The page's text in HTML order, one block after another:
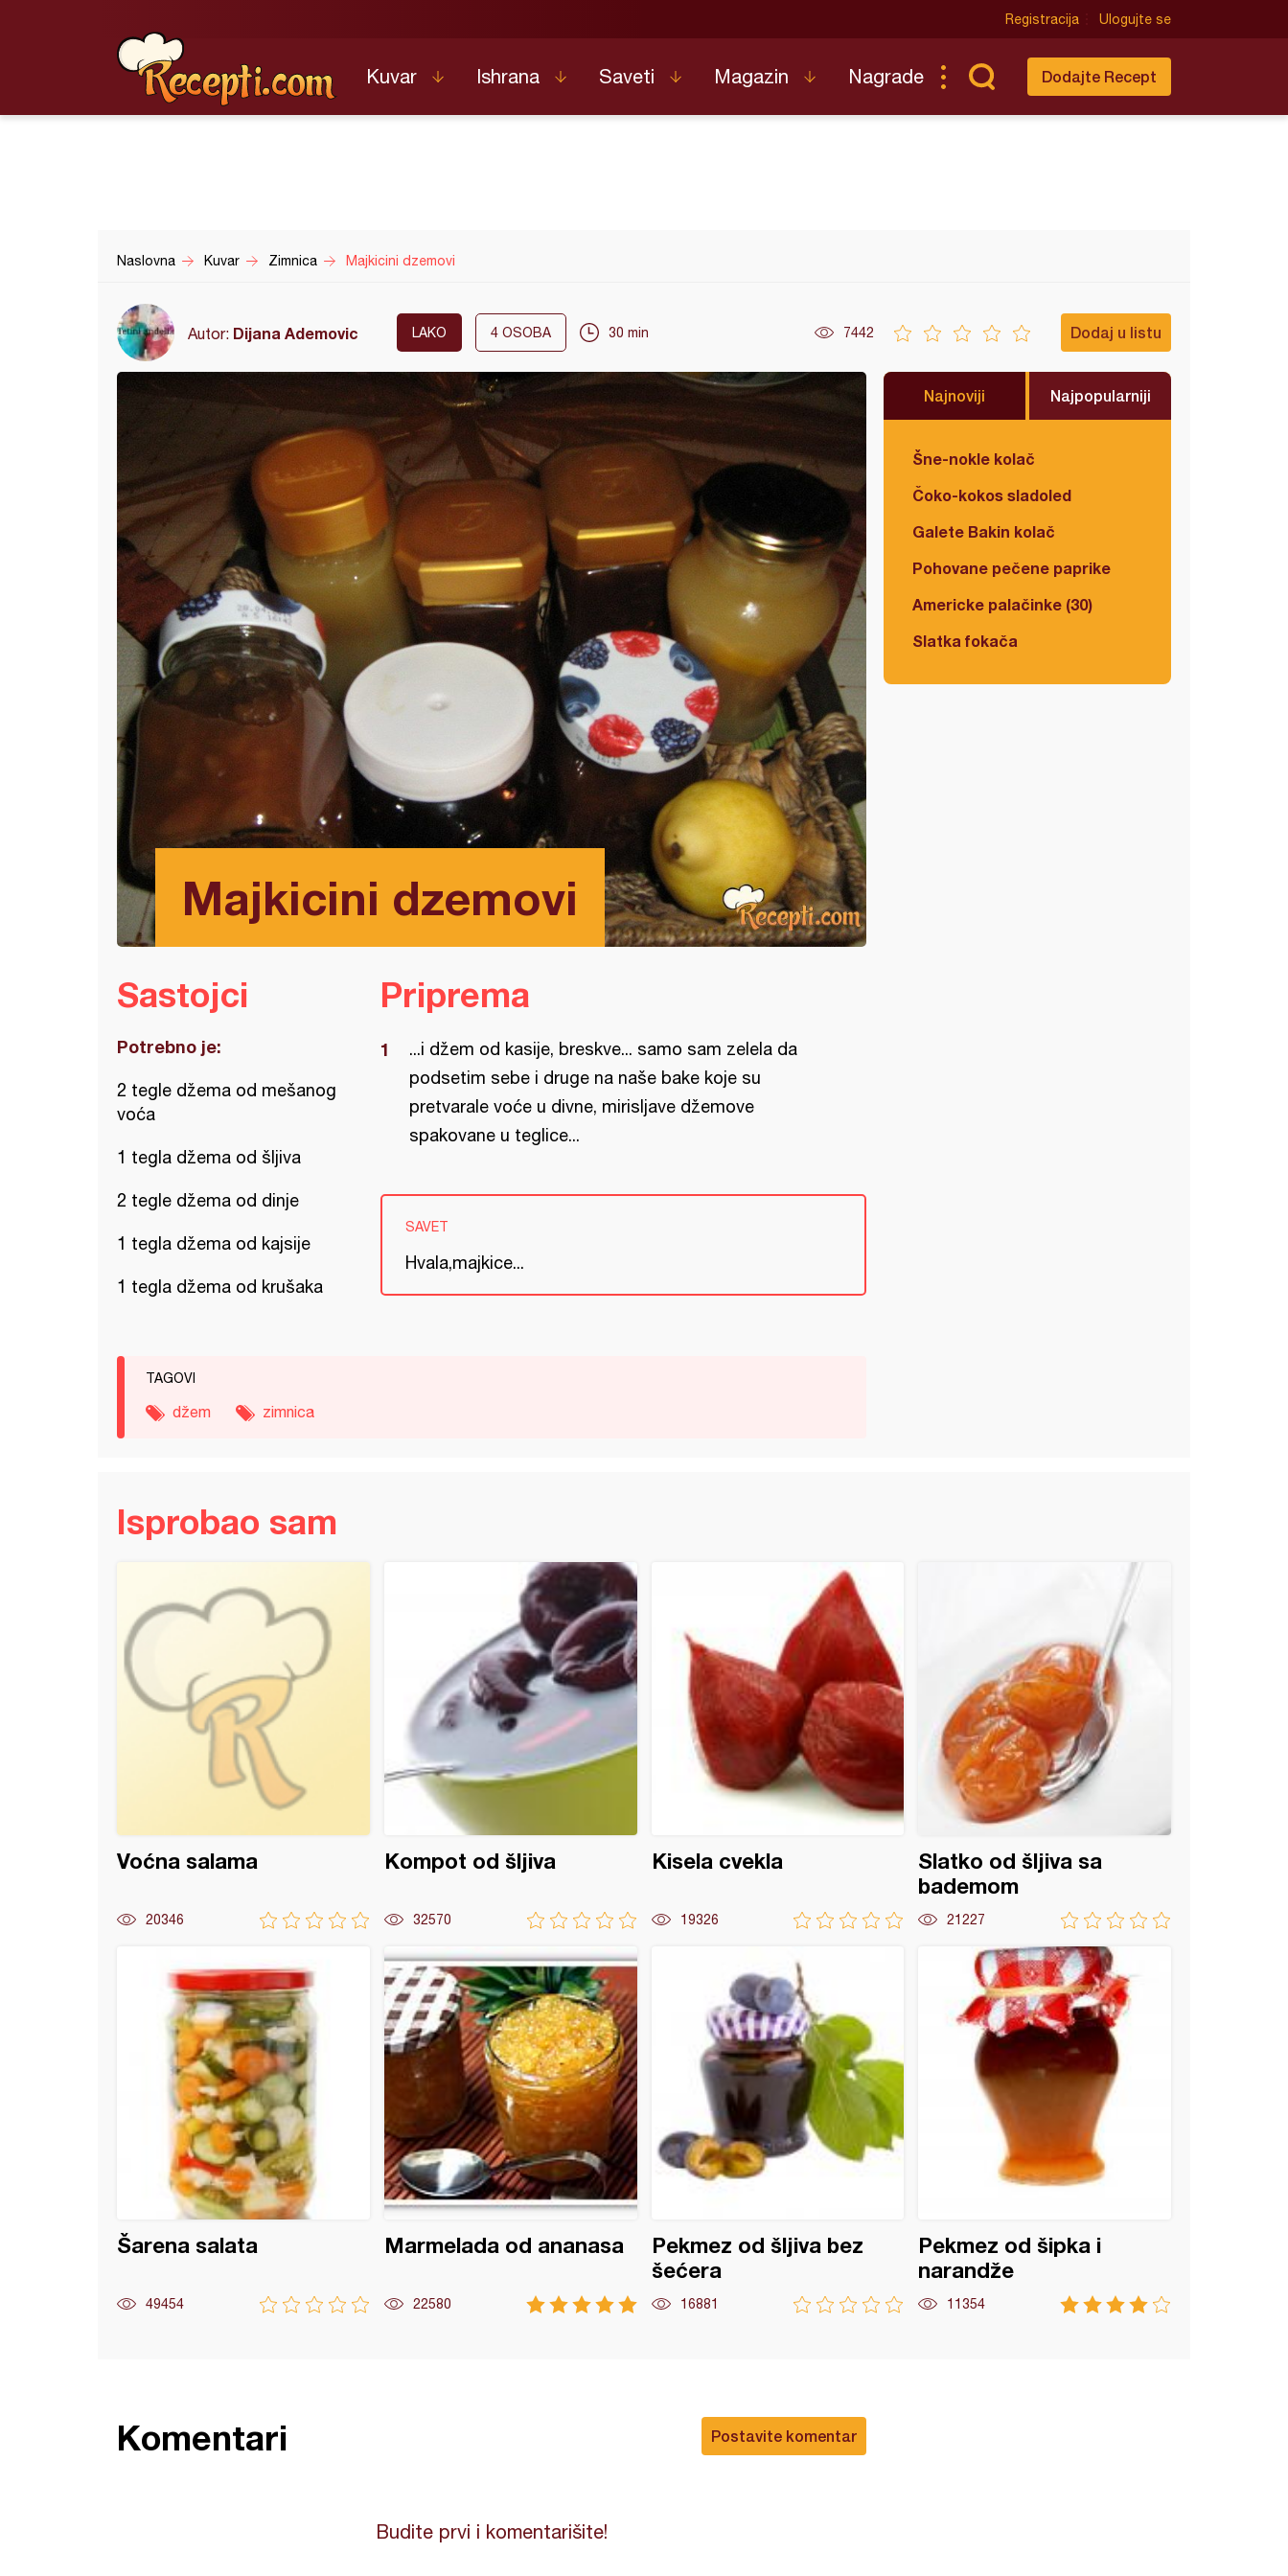
Registracija Ulogujte se
Kuvar Ishrana Saveti Magazin Nagrade Dodajte Recept
Naslovna Kuvar Zimnica Majkicini dzemovi
Autor: Dijana Ademovic LAKO 4 OSOBA 30 min 7442 Dodaj u listu
Majkicini dzemovi
Najnoviji Najpopularniji
Šne-nokle kolač
Čoko-kokos sladoled
Galete Bakin kolač
Pohovane pečene paprike
Americke palačinke (30)
Slatka fokača
Sastojci
Potrebno je:
2 tegle džema od mešanog
voća
1 tegla džema od šljiva
2 tegle džema od dinje
1 tegla džema od kajsije
1 tegla džema od krušaka
Priprema
...i džem od kasije, breskve... samo sam zelela da
podsetim sebe i druge na naše bake koje su
pretvarale voće u divne, mirisljave džemove
spakovane u teglice...
SAVET
Hvala,majkice...
TAGOVI
džem zimnica
Isprobao sam
Voćna salama
20346
Kompot od šljiva
32570
Kisela cvekla
19326
Slatko od šljiva sa
bademom
21227
Šarena salata
49454
Marmelada od ananasa
22580
Pekmez od šljiva bez
šećera
16881
Pekmez od šipka i
narandže
11354
Postavite komentar
Komentari
Budite prvi i komentarišite!